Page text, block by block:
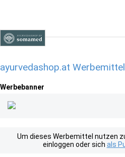
ayurvedashop.at
Werbebanner
Um dieses Werbemittel nutzen
einloggen oder sich als